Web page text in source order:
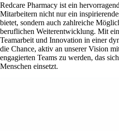
Redcare Pharmacy ist ein
Mitarbeitern nicht nur ein
bietet, sondern auch zahlreiche
beruflichen Weiterentwicklung. Mit
Teamarbeit und Innovation in einer
die Chance, aktiv an unserer Vision
engagierten Teams zu werden, das
Menschen einsetzt.